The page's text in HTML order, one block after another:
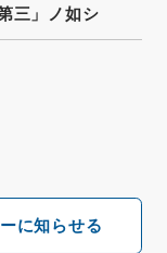
に知らせる
三」ノ如シ